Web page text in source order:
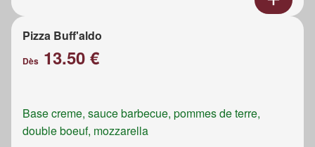
Pizza Buff'aldo
Dès 13.50 €
Base creme, sauce barbecue, pommes de terre,
double boeuf, mozzarella